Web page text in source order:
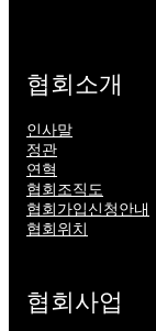
협회소개
인사말
정관
연혁
협회조직도
협회가입신청안내
협회위치
협회사업